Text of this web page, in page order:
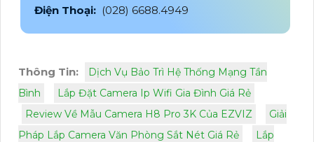
Điện Thoại: (028) 6688.4949
Thông Tin:
Dịch Vụ Bảo Trì Hệ Thống Mạng Tần
Bình
Lắp Đặt Camera Ip Wifi Gia Đình Giá Rẻ
Review Về Mẫu Camera H8 Pro 3K Của EZVIZ
Giải
Pháp Lắp Camera Văn Phòng Sắt Nét Giá Rẻ
Lắp